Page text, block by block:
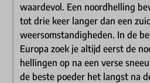
waardevol. Een noordhelling
tot drie keer langer dan een
weersomstandigheden. In de
Europa zoek je altijd eerst de
hellingen op na een verse
de beste poeder het langst na